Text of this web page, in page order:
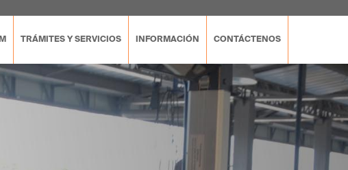
TRÁMITES Y SERVICIOS INFORMACIÓN CONTÁCTENOS